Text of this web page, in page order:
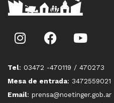
Tel: 03472 -470119 / 470273
Mesa de entrada: 3472559021
Email: prensa@noetinger.gob.ar